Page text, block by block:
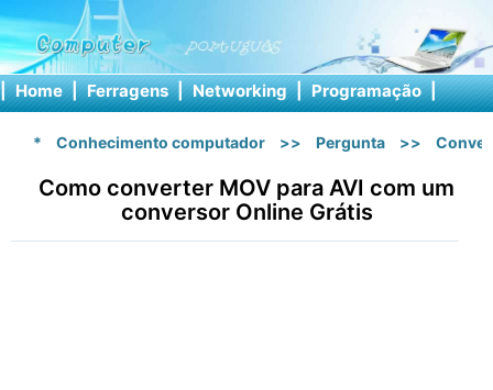
| Home | Ferragens | Networking | Programação |
* Conhecimento computador >> Pergunta >>
Como converter MOV para AVI com um
conversor Online Grátis